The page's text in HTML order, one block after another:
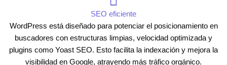
SEO eficiente
WordPress está diseñado para potenciar el posicionamiento en
buscadores con estructuras limpias, velocidad optimizada y
plugins como Yoast SEO. Esto facilita la indexación y mejora la
visibilidad en Google, atrayendo más tráfico orgánico.